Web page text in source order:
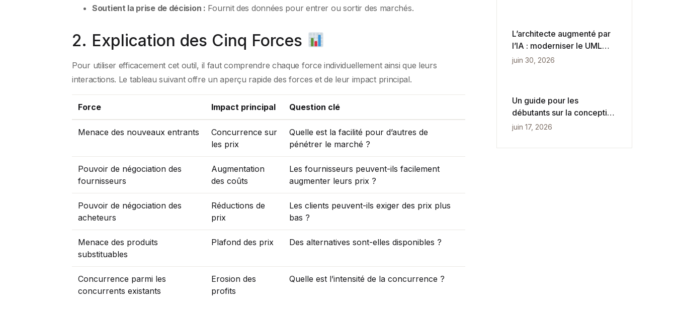
Soutient la prise de décision : Fournit des données pour entrer ou sortir des marchés.
2. Explication des Cinq Forces
Pour utiliser efficacement cet outil, il faut comprendre chaque force individuellement ainsi que leurs
interactions. Le tableau suivant offre un aperçu rapide des forces et de leur impact principal.
Force Impact principal Question clé
Menace des nouveaux entrants
Concurrence sur
les prix
Quelle est la facilité pour d’autres de
pénétrer le marché ?
Pouvoir de négociation des
fournisseurs
Augmentation
des coûts
Les fournisseurs peuvent-ils facilement
augmenter leurs prix ?
Pouvoir de négociation des
acheteurs
Réductions de
prix
Les clients peuvent-ils exiger des prix plus
bas ?
Menace des produits
substituables
Plafond des prix Des alternatives sont-elles disponibles ?
Concurrence parmi les
concurrents existants
Erosion des
profits
Quelle est l’intensité de la concurrence ?
L’architecte augmenté par
l’IA : moderniser le UML
pour une vitesse agile
juin 30, 2026
Un guide pour les
débutants sur la conception
conceptuelle, logique et
données
juin 17, 2026